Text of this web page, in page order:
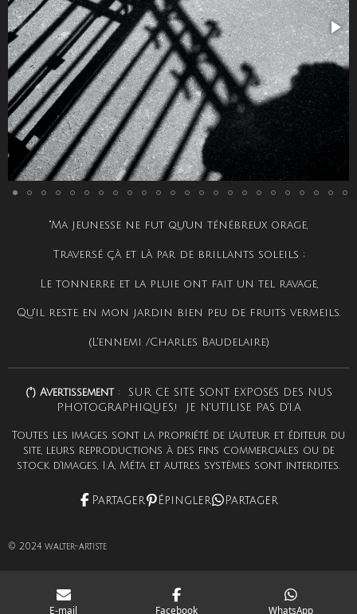
"Ma jeunesse ne fut qu'un ténébreux orage,
Traversé çà et là par de brillants soleils ;
Le tonnerre et la pluie ont fait un tel ravage,
Qu'il reste en mon jardin bien peu de fruits vermeils.
(L'ennemi /Charles Baudelaire)
(°) Avertissement: SUR CE SITE SONT EXPOSéS DES NUS
PHOTOGRAPHIQUES,! JE N'UTILISE PAS D'I.A
Toutes les images sont la propriété de l'auteur et éditeur du
site, leurs reproductions à des fins commerciales ou de
stock d'images, I.A, Méta et autres systèmes sont interdites.
Partager Épingler Partager
© 2024 walter-artiste
E-mail Facebook WhatsApp